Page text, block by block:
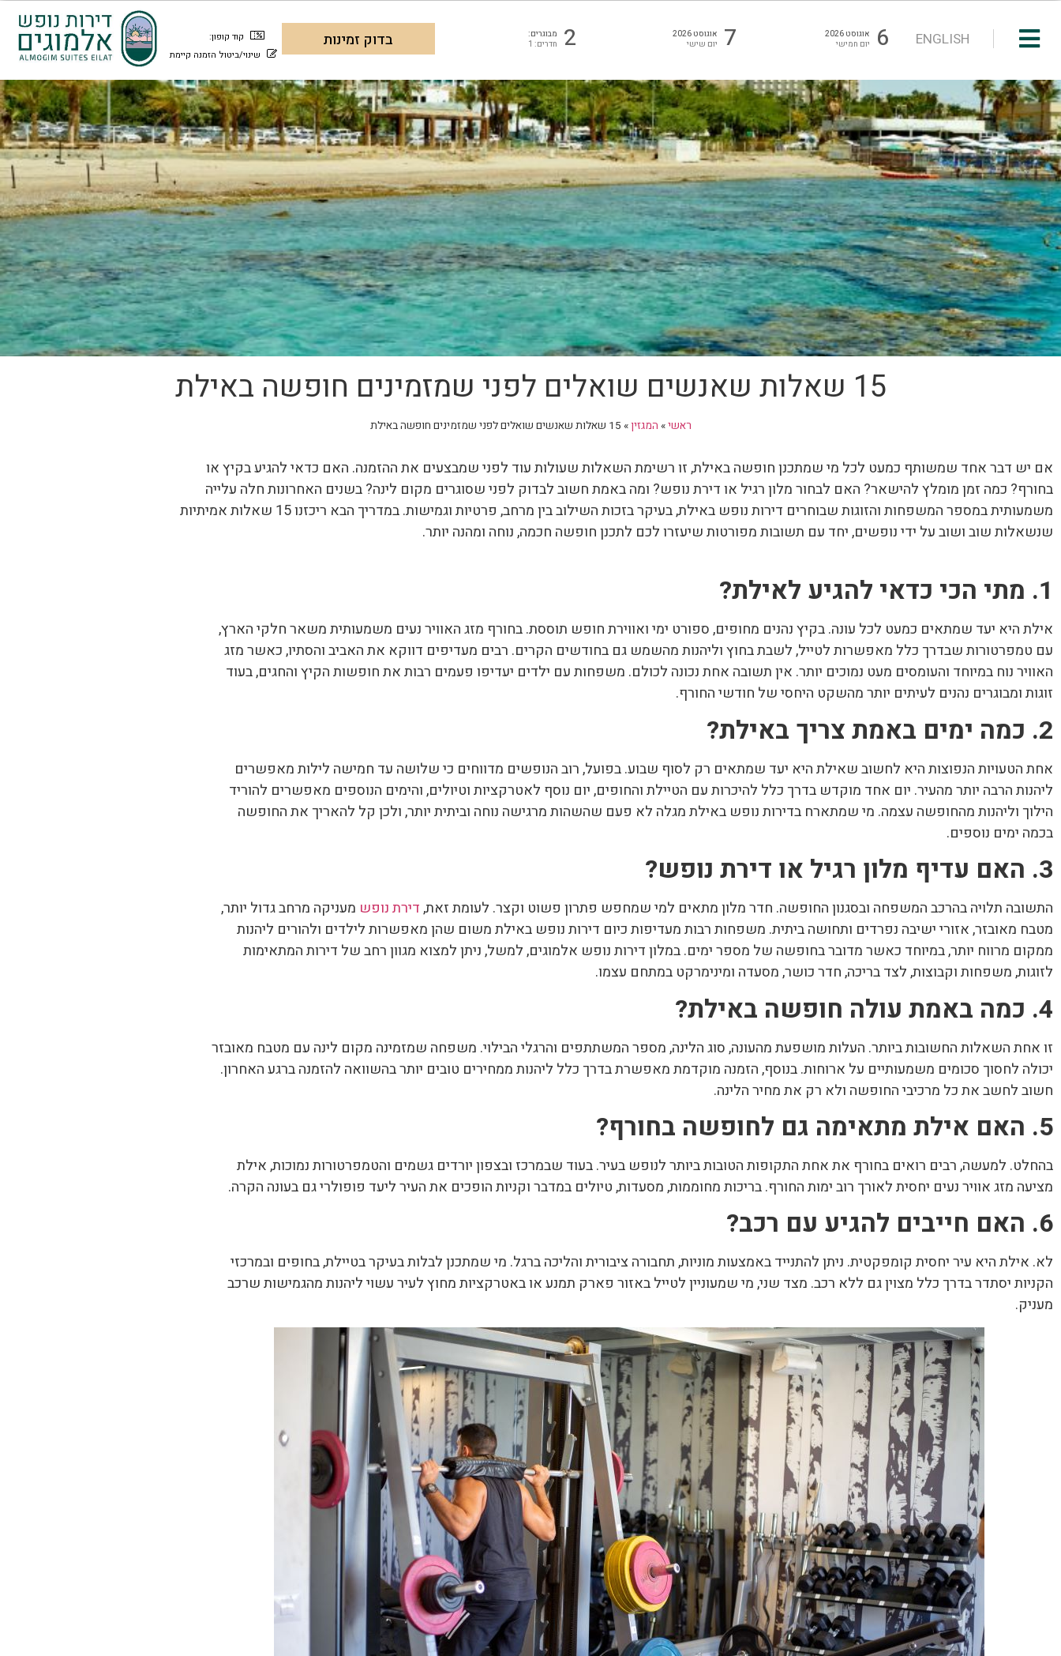
ENGLISH
6
אוגוסט 2026
יום חמישי
7
אוגוסט 2026
יום שישי
2
מבוגרים:
חדרים: 1
קוד קופון:
שינוי/ביטול הזמנה קיימת
15 שאלות שאנשים שואלים לפני שמזמינים חופשה באילת
ראשי» המגזין» 15 שאלות שאנשים שואלים לפני שמזמינים חופשה באילת
אם יש דבר אחד שמשותף כמעט לכל מי שמתכנן חופשה באילת, זו רשימת השאלות שעולות עוד לפני שמבצעים את ההזמנה. האם כדאי להגיע בקיץ או
בחורף? כמה זמן מומלץ להישאר? האם לבחור מלון רגיל או דירת נופש? ומה באמת חשוב לבדוק לפני שסוגרים מקום לינה? בשנים האחרונות חלה עלייה
משמעותית במספר המשפחות והזוגות שבוחרים דירות נופש באילת, בעיקר בזכות השילוב בין מרחב, פרטיות וגמישות. במדריך הבא ריכזנו 15 שאלות אמיתיות
שנשאלות שוב ושוב על ידי נופשים, יחד עם תשובות מפורטות שיעזרו לכם לתכנן חופשה חכמה, נוחה ומהנה יותר.
1. מתי הכי כדאי להגיע לאילת?
אילת היא יעד שמתאים כמעט לכל עונה. בקיץ נהנים מחופים, ספורט ימי ואווירת חופש תוססת. בחורף מזג האוויר נעים משמעותית משאר חלקי הארץ,
עם טמפרטורות שבדרך כלל מאפשרות לטייל, לשבת בחוץ וליהנות מהשמש גם בחודשים הקרים. רבים מעדיפים דווקא את האביב והסתיו, כאשר מזג
האוויר נוח במיוחד והעומסים מעט נמוכים יותר. אין תשובה אחת נכונה לכולם. משפחות עם ילדים יעדיפו פעמים רבות את חופשות הקיץ והחגים, בעוד
זוגות ומבוגרים נהנים לעיתים יותר מהשקט היחסי של חודשי החורף.
2. כמה ימים באמת צריך באילת?
אחת הטעויות הנפוצות היא לחשוב שאילת היא יעד שמתאים רק לסוף שבוע. בפועל, רוב הנופשים מדווחים כי שלושה עד חמישה לילות מאפשרים
ליהנות הרבה יותר מהעיר. יום אחד מוקדש בדרך כלל להיכרות עם הטיילת והחופים, יום נוסף לאטרקציות וטיולים, והימים הנוספים מאפשרים להוריד
הילוך וליהנות מהחופשה עצמה. מי שמתארח בדירות נופש באילת מגלה לא פעם שהשהות מרגישה נוחה וביתית יותר, ולכן קל להאריך את החופשה
בכמה ימים נוספים.
3. האם עדיף מלון רגיל או דירת נופש?
התשובה תלויה בהרכב המשפחה ובסגנון החופשה. חדר מלון מתאים למי שמחפש פתרון פשוט וקצר. לעומת זאת,דירת נופש מעניקה מרחב גדול יותר,
מטבח מאובזר, אזורי ישיבה נפרדים ותחושה ביתית. משפחות רבות מעדיפות כיום דירות נופש באילת משום שהן מאפשרות לילדים ולהורים ליהנות
ממקום מרווח יותר, במיוחד כאשר מדובר בחופשה של מספר ימים. במלון דירות נופש אלמוגים, למשל, ניתן למצוא מגוון רחב של דירות המתאימות
לזוגות, משפחות וקבוצות, לצד בריכה, חדר כושר, מסעדה ומינימרקט במתחם עצמו.
4. כמה באמת עולה חופשה באילת?
זו אחת השאלות החשובות ביותר. העלות מושפעת מהעונה, סוג הלינה, מספר המשתתפים והרגלי הבילוי. משפחה שמזמינה מקום לינה עם מטבח מאובזר
יכולה לחסוך סכומים משמעותיים על ארוחות. בנוסף, הזמנה מוקדמת מאפשרת בדרך כלל ליהנות ממחירים טובים יותר בהשוואה להזמנה ברגע האחרון.
חשוב לחשב את כל מרכיבי החופשה ולא רק את מחיר הלינה.
5. האם אילת מתאימה גם לחופשה בחורף?
בהחלט. למעשה, רבים רואים בחורף את אחת התקופות הטובות ביותר לנופש בעיר. בעוד שבמרכז ובצפון יורדים גשמים והטמפרטורות נמוכות, אילת
מציעה מזג אוויר נעים יחסית לאורך רוב ימות החורף. בריכות מחוממות, מסעדות, טיולים במדבר וקניות הופכים את העיר ליעד פופולרי גם בעונה הקרה.
6. האם חייבים להגיע עם רכב?
לא. אילת היא עיר יחסית קומפקטית. ניתן להתנייד באמצעות מוניות, תחבורה ציבורית והליכה ברגל. מי שמתכנן לבלות בעיקר בטיילת, בחופים ובמרכזי
הקניות יסתדר בדרך כלל מצוין גם ללא רכב. מצד שני, מי שמעוניין לטייל באזור פארק תמנע או באטרקציות מחוץ לעיר עשוי ליהנות מהגמישות שרכב
מעניק.